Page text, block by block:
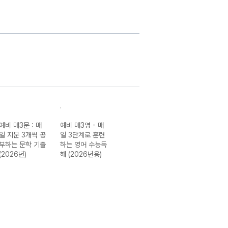
예비 매3문 : 매
일 지문 3개씩 공
부하는 문학 기출
(2026년)
예비 매3영 - 매
일 3단계로 훈련
하는 영어 수능독
해 (2026년용)